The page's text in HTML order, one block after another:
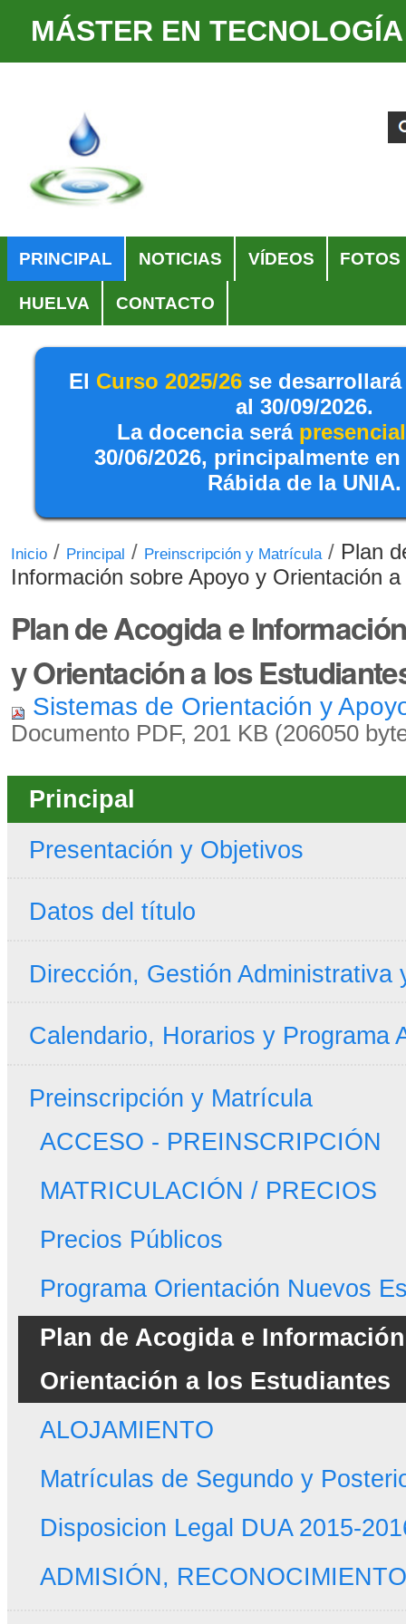
MÁSTER EN
contenido.
Saltar
Búsqueda
Avanzada…
PRINCIPAL NOTICIAS VÍDEOS FOTOS
HUELVA CONTACTO
El Curso 2025/26 se desarrollará
al 30/09/2026.
La docencia será presencial
30/06/2026, principalmente
Rábida de la UNIA.
Inicio / Principal / Preinscripción y Matrícula / Plan
Información sobre Apoyo y Orientación
Plan de Acogida e
y Orientación a los
Sistemas de Orientación y
Documento PDF, 201 KB (206050
Principal
Presentación y Objetivos
Datos del título
Dirección, Gestión Administrativa
Calendario, Horarios y Programa
Preinscripción y Matrícula
ACCESO - PREINSCRIPCIÓN
MATRICULACIÓN / PRECIOS
Precios Públicos
Programa Orientación Nuevos
Plan de Acogida e
Orientación a los Estudiantes
ALOJAMIENTO
Matrículas de Segundo y
Disposicion Legal DUA 2015-
ADMISIÓN,